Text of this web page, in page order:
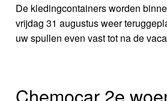
De kledingcontainers worden
vrijdag 31 augustus weer
uw spullen even vast tot na de
Chemocar 2e